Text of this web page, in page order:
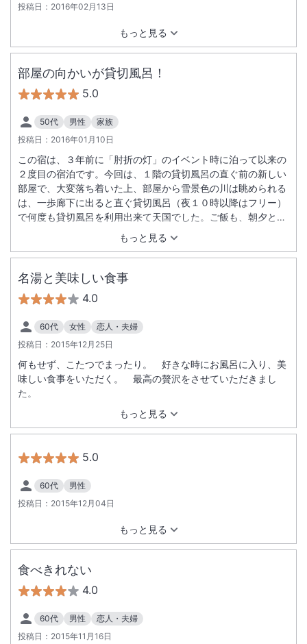
投稿日： 2016年02月13日
もっと見る
部屋の向かいが貸切風呂！
5.0
50代 男性
家族
投稿日： 2016年01月10日
もっと見る
この宿は、３年前に「肘折の灯」のイベント時に泊って以来の
２度目の宿泊です。今回は、１階の貸切風呂の直ぐ前の新しい
部屋で、大変落ち着いた上、部屋から雪景色の川は眺められる
は、一歩廊下に出ると直ぐ貸切風呂（夜１０時以降はフリー）
で何度も貸切風呂を利用出来て天国でした。ご飯も、朝夕とも
大変美味しく、会食場の囲炉裏の雰囲気も最高でした。難を言
えば、量が多すぎる事位でした。
名湯と美味しい食事
4.0
60代 女性
恋人・夫婦
投稿日： 2015年12月25日
もっと見る
何もせず、こたつでまったり。 好きな時にお風呂に入り、美
味しい食事をいただく。 最高の贅沢をさせていただきまし
た。
5.0
60代
男性
投稿日： 2015年12月04日
もっと見る
食べきれない
4.0
60代 男性
恋人・夫婦
投稿日： 2015年11月16日